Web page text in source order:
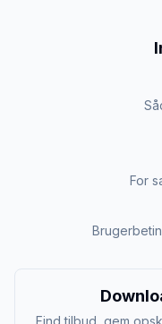
For
Find tilbud, gem